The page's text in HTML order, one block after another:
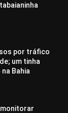
por tráfico
um tinha
Bahia